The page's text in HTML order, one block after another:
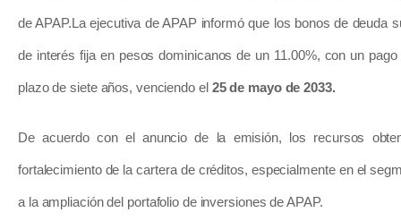
de APAP.La ejecutiva de APAP informó que los bonos de deuda
de interés fija en pesos dominicanos de un 11.00%, con un
plazo de siete años, venciendo el 25 de mayo de 2033.
De acuerdo con el anuncio de la emisión, los recursos
fortalecimiento de la cartera de créditos, especialmente en el
a la ampliación del portafolio de inversiones de APAP.